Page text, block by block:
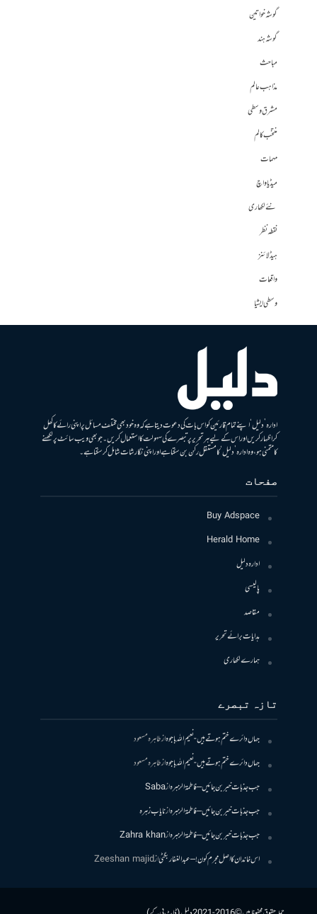
گوشہ خواتین
گوشہ ہند
مباحث
مذاہب عالم
مشرق وسطی
منتخب کالم
مہمات
میڈیا واچ
نئے لکھاری
نقطہ نظر
ہیڈلائنز
واقعات
وسطی ایشیا
ادارہ ’دلیل‘ اپنے تمام قارئین کو اس بات کی دعوت دیتا ہے کہ وہ خود بھی مختلف مسائل پر اپنی رائے کا کھل
کر اظہار کریں اور اس کے لیے ہر تحریر پر تبصرے کی سہولت کا استعمال کریں۔ جو بھی ویب سائٹ پر لکھنے
کا متمنی ہو، وہ ادارہ ’دلیل‘ کا مستقل رکن بن سکتا ہے اور اپنی نگارشات شامل کرسکتا ہے۔
صفحات
Buy Adspace
Herald Home
ادارہ دلیل
پالیسی
مقاصد
ہدایات برائے تحریر
ہمارے لکھاری
تازہ تبصرے
جہاں دائرے ختم ہوتے ہیں- نعیم اللہ باجوہازطاہرہ مسعود
جہاں دائرے ختم ہوتے ہیں- نعیم اللہ باجوہازطاہرہ مسعود
جب جذبات خبر بن جائیں – فاطمۃالزہرہازSaba
جب جذبات خبر بن جائیں – فاطمۃالزہرہازنایاب زہرہ
جب جذبات خبر بن جائیں – فاطمۃالزہرہازZahra khan
اس خاندان کا اصل مجرم کون! – عبدالغفار بگٹیازZeeshan majid